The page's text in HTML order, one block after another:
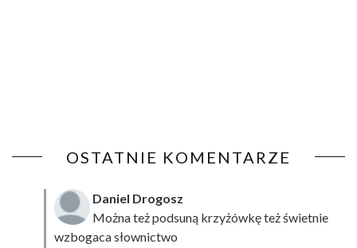
OSTATNIE KOMENTARZE
Daniel Drogosz
Można też podsuną krzyżówkęteż świetnie
wzbogaca słownictwo